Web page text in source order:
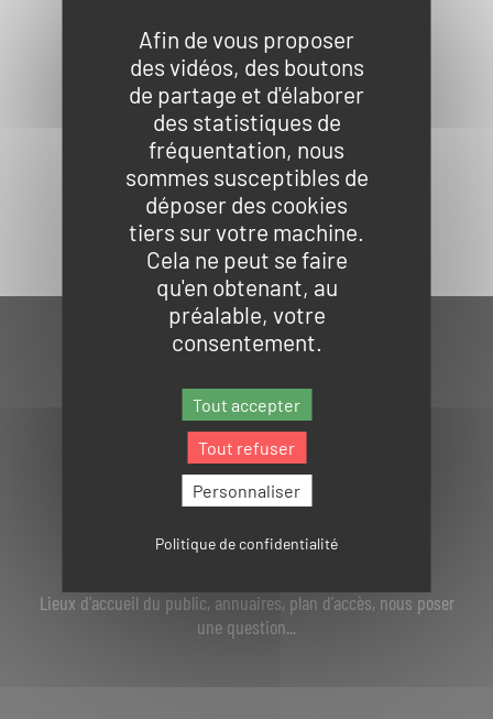
d'information
Espace Presse
Livre d'or
Aucun résultat ne correspond à votre recherche.
Lieux d'accueil du public, annuaires, plan d'accès, nous poser
une question...
Afin de vous proposer
des vidéos, des boutons
de partage et d'élaborer
des statistiques de
fréquentation, nous
sommes susceptibles de
déposer des cookies
tiers sur votre machine.
Cela ne peut se faire
qu'en obtenant, au
préalable, votre
consentement.
Tout accepter
Tout refuser
Personnaliser
Politique de confidentialité